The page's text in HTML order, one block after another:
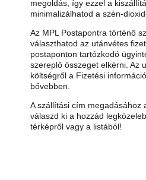
megoldás, így ezzel a
minimalizálhatod a szén-
Az MPL Postapontra történő
választhatod az utánvétes
postaponton tartózkodó
szereplő összeget elkérni. Az
költségről a Fizetési
bővebben.
A szállítási cím megadásához
válaszd ki a hozzád
térképről vagy a listából!